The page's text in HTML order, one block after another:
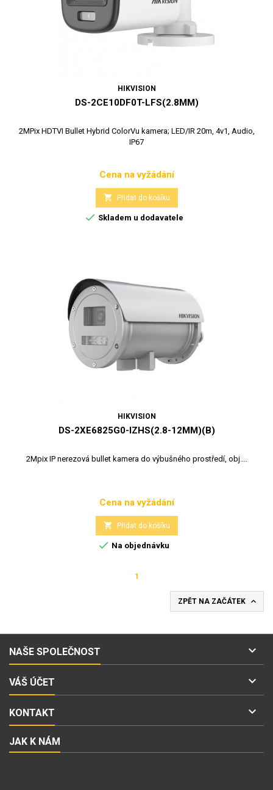
HIKVISION
DS-2CE10DF0T-LFS(2.8MM)
2MPix HDTVI Bullet Hybrid ColorVu kamera; LED/IR 20m, 4v1, Audio,
IP67
Cena
Cena na vyžádání
 Přidat do košíku
 Skladem u dodavatele
HIKVISION
DS-2XE6825G0-IZHS(2.8-12MM)(B)
2Mpix IP nerezová bullet kamera do výbušného prostředí, obj....
Cena
Cena na vyžádání
 Přidat do košíku
 Na objednávku
1
ZPĚT NA ZAČÁTEK 
NAŠE SPOLEČNOST 
VÁŠ ÚČET 
KONTAKT 
JAK K NÁM